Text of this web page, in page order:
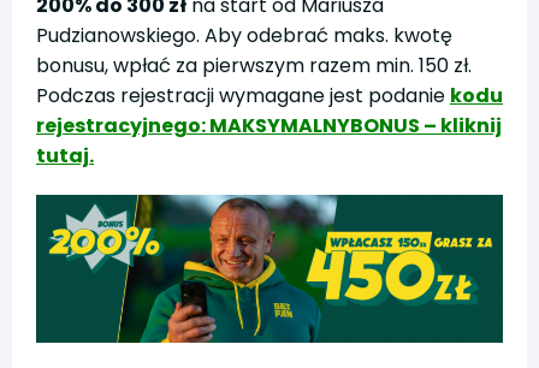
Pudzianowskiego. Aby odebrać maks. kwotę
bonusu, wpłać za pierwszym razem min. 150 zł.
Podczas rejestracji wymagane jest podanie kodu
rejestracyjnego: MAKSYMALNYBONUS – kliknij
tutaj.